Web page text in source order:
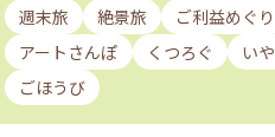
週末旅 絶景旅
ご利益めぐり
アートさんぽ
くつろぐ
い
ごほうび